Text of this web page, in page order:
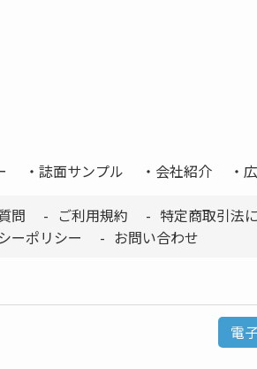
誌面サンプル 会社紹介
問 ご利用規約
特定商取引法
ーポリシー
お問い合わせ
電